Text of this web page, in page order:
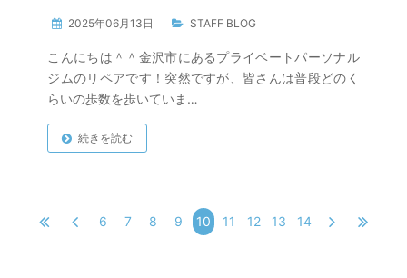
2025年06月13日 STAFF BLOG
こんにちは＾＾金沢市にあるプライベートパーソナル
ジムのリペアです！突然ですが、皆さんは普段どのく
らいの歩数を歩いていま…
続きを読む
6 7 8 9 10 11 12 13 14